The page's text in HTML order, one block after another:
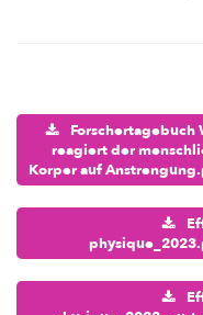
Forschertagebuch
reagiert der
Korper auf